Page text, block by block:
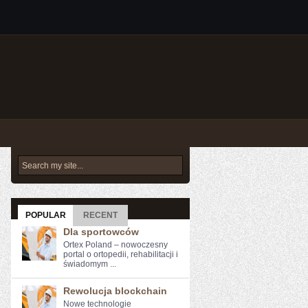
POPULAR RECENT
Dla sportowców
Ortex Poland – nowoczesny
portal o ortopedii, rehabilitacji i
świadomym ...
Rewolucja blockchain
Nowe ​technologie